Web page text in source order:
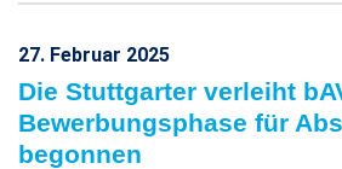
27. Februar 2025
Die Stuttgarter verleiht
Bewerbungsphase für
begonnen